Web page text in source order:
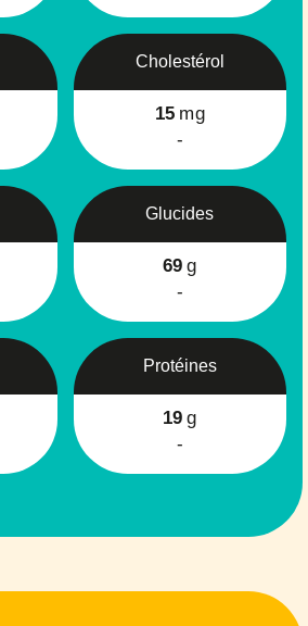
Cholestérol
15 mg
-
Glucides
69 g
-
Protéines
19 g
-